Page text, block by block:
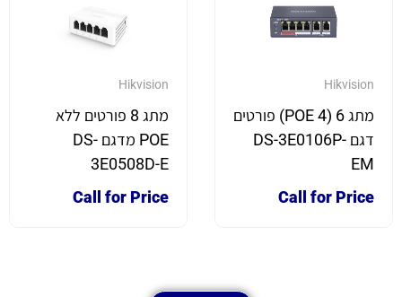
Hikvision
מתג 6 (4 POE) פורטים
דגם DS-3E0106P-
EM
Call for Price
Hikvision
מתג 8 פורטים ללא
POE מדגם DS-
3E0508D-E
Call for Price